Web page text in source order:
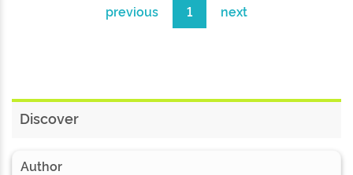
previous 1 next
Discover
Author